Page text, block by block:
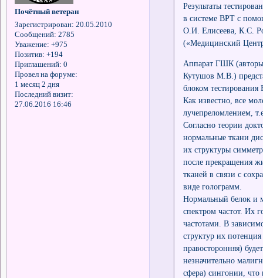
Почётный ветеран
Зарегистрирован: 20.05.2010
Сообщений: 2785
Уважение: +975
Позитив: +194
Приглашений: 0
Провел на форуме:
1 месяц 2 дня
Последний визит:
27.06.2016 16:46
Результаты
в системе ВРТ с
О.И. Елисеева, К.С.
(«Медицинский
Аппарат ГШК
Кутушов М.В.)
блоком тестирования
Как известно, все
лучепреломлением,
Согласно теории
нормальные ткани
их структуры
после прекращения
тканей в связи с
виде голограмм.
Нормальный белок и
спектром частот. Их
частотами. В
структур их
правосторонняя)
незначительно
сфера) сингонии, что